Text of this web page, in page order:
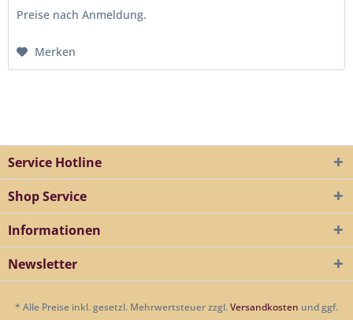
Preise nach Anmeldung.
Merken
Service Hotline
Shop Service
Informationen
Newsletter
* Alle Preise inkl. gesetzl. Mehrwertsteuer zzgl.Versandkosten und ggf.